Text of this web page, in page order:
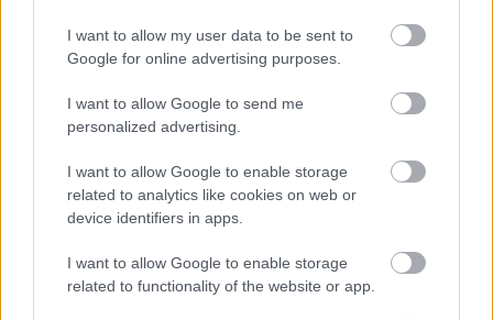
I want to allow my user data to be sent to
Google for online advertising purposes.
I want to allow Google to send me
personalized advertising.
I want to allow Google to enable storage
related to analytics like cookies on web or
device identifiers in apps.
I want to allow Google to enable storage
related to functionality of the website or app.
Η συνήθεια που «σκουριάζει» σιωπηλά το μυαλό
σου - Συμβαίνει στους περισσότερους και δεν το
καταλαβαίνουμε
ΤΑΣΕΙΣ ΜΑΚΙΓΙΑΖ